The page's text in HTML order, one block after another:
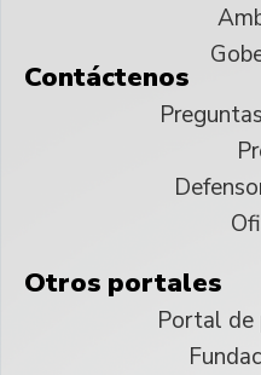
Contáctenos
Otros portales
Portal de